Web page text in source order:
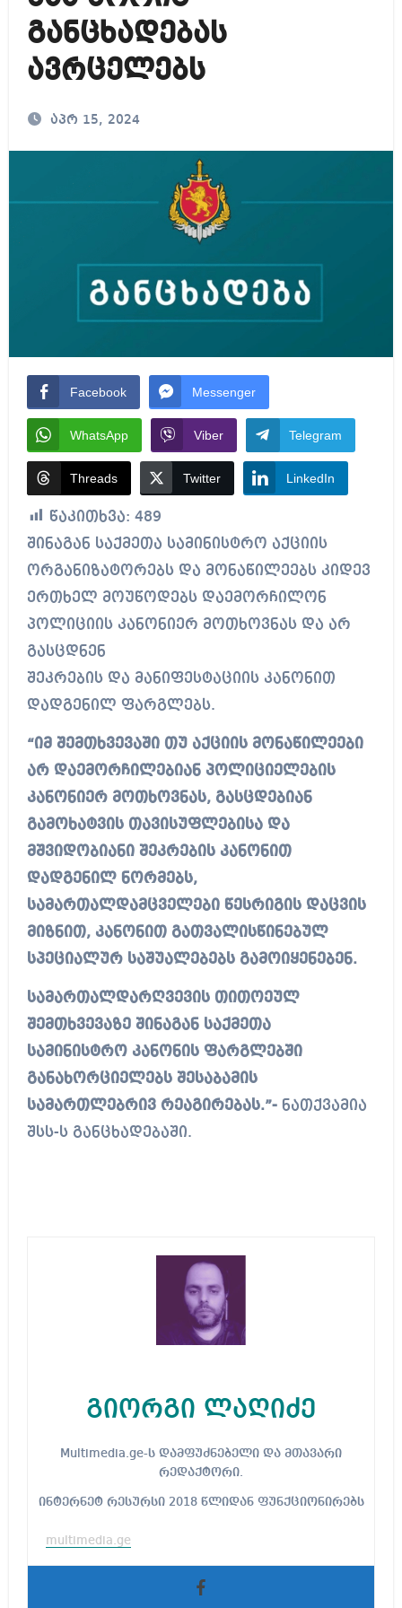
განცხადებას
ავრცელებს
აპრ 15, 2024
Facebook Messenger
WhatsApp Viber Telegram
Threads Twitter LinkedIn
წაკითხვა: 489
შინაგან საქმეთა სამინისტრო აქციის
ორგანიზატორებს და მონაწილეებს კიდევ
ერთხელ მოუწოდებს დაემორჩილონ
პოლიციის კანონიერ მოთხოვნას და არ
გასცდნენ
შეკრების და მანიფესტაციის კანონით
დადგენილ ფარგლებს.
“იმ შემთხვევაში თუ აქციის მონაწილეები
არ დაემორჩილებიან პოლიციელების
კანონიერ მოთხოვნას, გასცდებიან
გამოხატვის თავისუფლებისა და
მშვიდობიანი შეკრების კანონით
დადგენილ ნორმებს,
სამართალდამცველები წესრიგის დაცვის
მიზნით, კანონით გათვალისწინებულ
სპეციალურ საშუალებებს გამოიყენებენ.
სამართალდარღვევის თითოეულ
შემთხვევაზე შინაგან საქმეთა
სამინისტრო კანონის ფარგლებში
განახორციელებს შესაბამის
სამართლებრივ რეაგირებას.”-ნათქვამია
შსს-ს განცხადებაში.
გიორგი ლაღიძე
Multimedia.ge-ს დამფუძნებელი და მთავარი
რედაქტორი.
ინტერნეტ რესურსი 2018 წლიდან ფუნქციონირებს
multimedia.ge